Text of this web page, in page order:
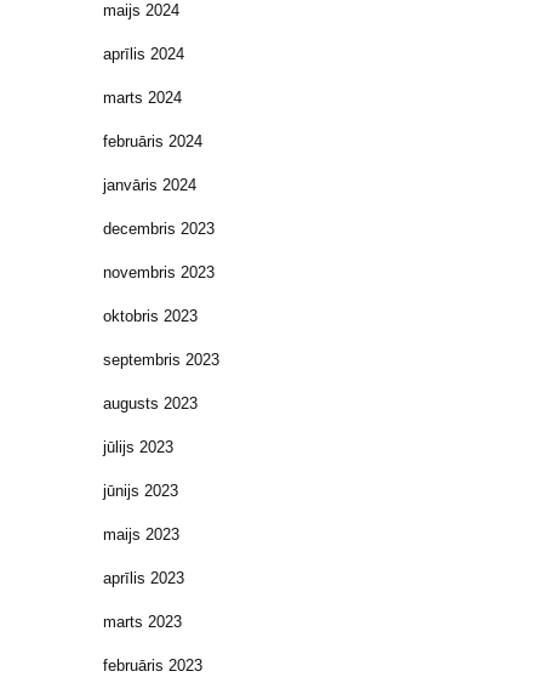
maijs 2024
aprīlis 2024
marts 2024
februāris 2024
janvāris 2024
decembris 2023
novembris 2023
oktobris 2023
septembris 2023
augusts 2023
jūlijs 2023
jūnijs 2023
maijs 2023
aprīlis 2023
marts 2023
februāris 2023